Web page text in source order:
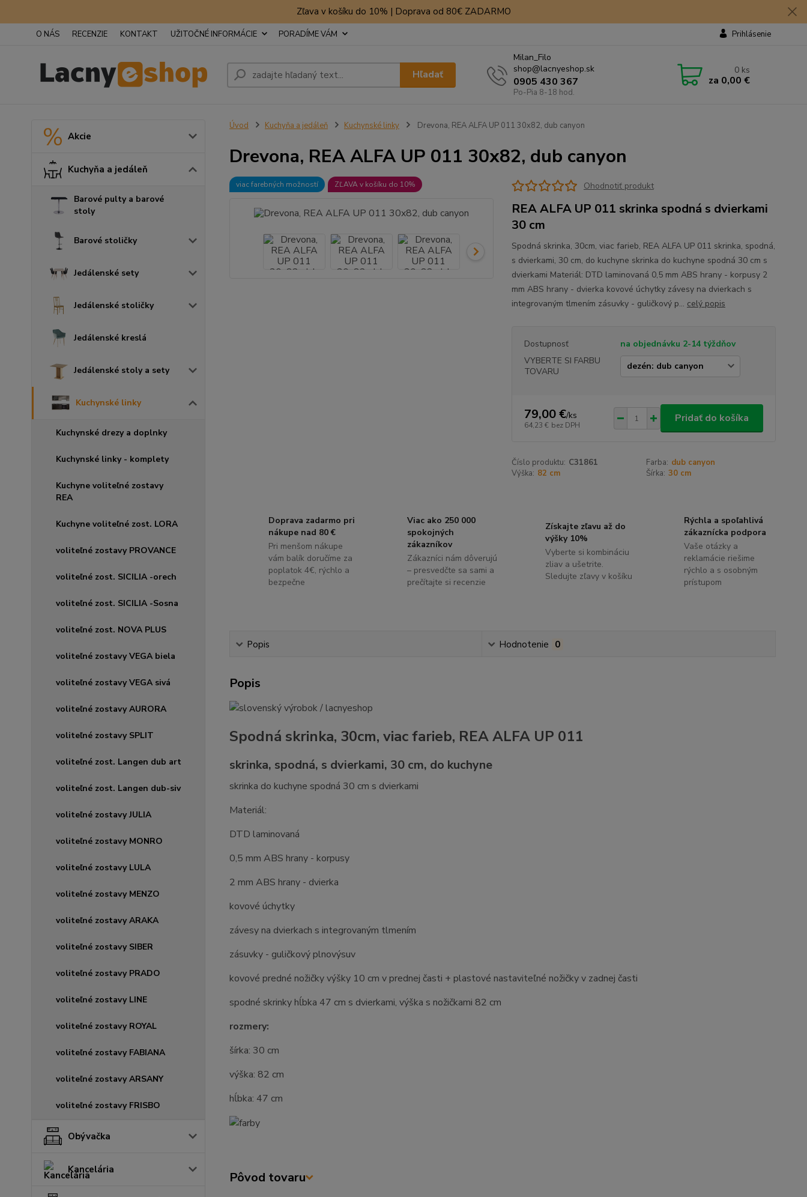
Zľava v košíku do 10% | Doprava od 80€ ZADARMO
O NÁS RECENZIE KONTAKT UŽITOČNÉ INFORMÁCIE PORADÍME VÁM Prihlásenie
Hľadať
Milan_Filo
shop@lacnyeshop.sk
0905 430 367
Po-Pia 8-18 hod.
0 ks
za 0,00 €
Akcie
Kuchyňa a jedáleň
Barové pulty a barové
stoly
Barové stoličky
Jedálenské sety
Jedálenské stoličky
Jedálenské kreslá
Jedálenské stoly a sety
Kuchynské linky
Kuchynské drezy a doplnky
Kuchynské linky - komplety
Kuchyne voliteľné zostavy
REA
Kuchyne voliteľné zost. LORA
voliteľné zostavy PROVANCE
voliteľné zost. SICILIA -orech
voliteľné zost. SICILIA -Sosna
voliteľné zost. NOVA PLUS
voliteľné zostavy VEGA biela
voliteľné zostavy VEGA sivá
voliteľné zostavy AURORA
voliteľné zostavy SPLIT
voliteľné zost. Langen dub art
voliteľné zost. Langen dub-siv
voliteľné zostavy JULIA
voliteľné zostavy MONRO
voliteľné zostavy LULA
voliteľné zostavy MENZO
voliteľné zostavy ARAKA
voliteľné zostavy SIBER
voliteľné zostavy PRADO
voliteľné zostavy LINE
voliteľné zostavy ROYAL
voliteľné zostavy FABIANA
voliteľné zostavy ARSANY
voliteľné zostavy FRISBO
Obývačka
Kancelária
Úvod Kuchyňa a jedáleň Kuchynské linky Drevona, REA ALFA UP 011 30x82, dub canyon
Drevona, REA ALFA UP 011 30x82, dub canyon
viac farebných možností ZĽAVA v košíku do 10% Ohodnotiť produkt
REA ALFA UP 011 skrinka spodná s dvierkami
30 cm
Spodná skrinka, 30cm, viac farieb, REA ALFA UP 011 skrinka, spodná,
s dvierkami, 30 cm, do kuchyne skrinka do kuchyne spodná 30 cm s
dvierkami Materiál: DTD laminovaná 0,5 mm ABS hrany - korpusy 2
mm ABS hrany - dvierka kovové úchytky závesy na dvierkach s
integrovaným tlmením zásuvky - guličkový p... celý popis
Dostupnosť
na objednávku 2-14 týždňov
VYBERTE SI FARBU
TOVARU
79,00 €/ks
64,23 € bez DPH
Pridať do košíka
Číslo produktu: C31861 Farba: dub canyon
Výška: 82 cm Šírka: 30 cm
Doprava zadarmo pri
nákupe nad 80 €
Pri menšom nákupe
vám balík doručíme za
poplatok 4€, rýchlo a
bezpečne
Viac ako 250 000
spokojných
zákazníkov
Zákazníci nám dôverujú
– presvedčte sa sami a
prečítajte si recenzie
Získajte zľavu až do
výšky 10%
Vyberte si kombináciu
zliav a ušetrite.
Sledujte zľavy v košíku
Rýchla a spoľahlivá
zákaznícka podpora
Vaše otázky a
reklamácie riešime
rýchlo a s osobným
prístupom
Popis Hodnotenie 0
Popis
Spodná skrinka, 30cm, viac farieb, REA ALFA UP 011
skrinka, spodná, s dvierkami, 30 cm, do kuchyne
skrinka do kuchyne spodná 30 cm s dvierkami
Materiál:
DTD laminovaná
0,5 mm ABS hrany - korpusy
2 mm ABS hrany - dvierka
kovové úchytky
závesy na dvierkach s integrovaným tlmením
zásuvky - guličkový plnovýsuv
kovové predné nožičky výšky 10 cm v prednej časti + plastové nastaviteľné nožičky v zadnej časti
spodné skrinky hĺbka 47 cm s dvierkami, výška s nožičkami 82 cm
rozmery:
šírka: 30 cm
výška: 82 cm
hĺbka: 47 cm
Pôvod tovaru